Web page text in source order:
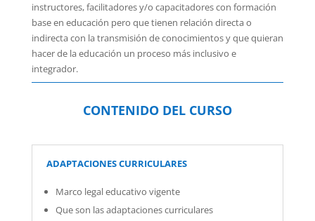
instructores, facilitadores y/o capacitadores con formación
base en educación pero que tienen relación directa o
indirecta con la transmisión de conocimientos y que quieran
hacer de la educación un proceso más inclusivo e
integrador.
CONTENIDO DEL CURSO
ADAPTACIONES CURRICULARES
Marco legal educativo vigente
Que son las adaptaciones curriculares